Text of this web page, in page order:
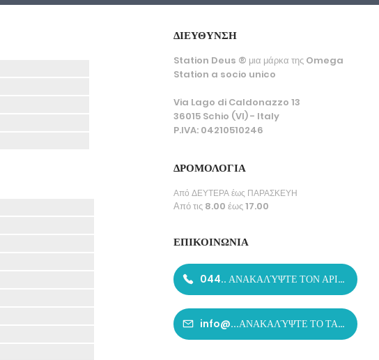
ΔΙΕΥΘΥΝΣΗ
Station Deus ® μια μάρκα της Omega
Station a socio unico
Via Lago di Caldonazzo 13
36015 Schio (VI) - Italy
P.IVA: 04210510246
ΔΡΟΜΟΛΟΓΙΑ
Από ΔΕΥΤΕΡΑ έως ΠΑΡΑΣΚΕΥΗ
Από τις 8.00 έως 17.00
ΕΠΙΚΟΙΝΩΝΙΑ
044.. ΑΝΑΚΑΛΎΨΤΕ ΤΟΝ ΑΡΙΘΜΌ
info@...ΑΝΑΚΑΛΎΨΤΕ ΤΟ ΤΑΧΥΔΡΟΜΕΊΟ